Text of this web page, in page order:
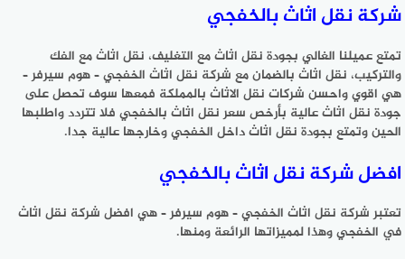
شركة نقل اثاث بالخفجي
تمتع عميلنا الغالي بجودة نقل اثاث مع التغليف، نقل اثاث مع الفك
والتركيب، نقل اثاث بالضمان مع شركة نقل اثاث الخفجي – هوم سيرفر –
هي اقوي واحسن شركات نقل الاثاث بالمملكة فمعها سوف تحصل على
جودة نقل اثاث عالية بأرخص سعر نقل اثاث بالخفجي فلا تتردد واطلبها
الحين وتمتع بجودة نقل اثاث داخل الخفجي وخارجها عالية جدا.
افضل شركة نقل اثاث بالخفجي
تعتبر شركة نقل اثاث الخفجي – هوم سيرفر – هي افضل شركة نقل اثاث
في الخفجي وهذا لمميزاتها الرائعة ومنها.